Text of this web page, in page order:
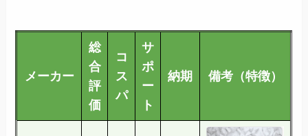
メーカー
総
合
評
価
コ
ス
パ
サ
ポ
ー
ト
納期 備考（特徴）